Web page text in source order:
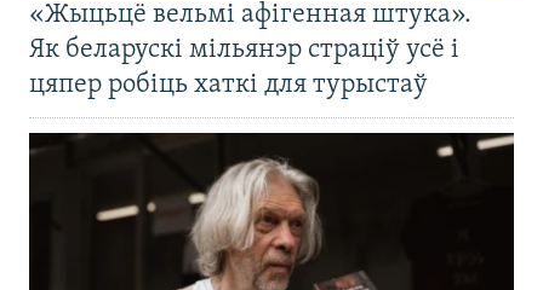
«Жыцьцё вельмі афігенная штука».
Як беларускі мільянэр страціў усё і
цяпер робіць хаткі для турыстаў